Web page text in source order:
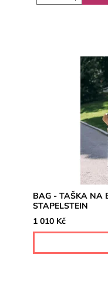
BAG - TAŠKA NA
STAPELSTEIN
1 010 Kč